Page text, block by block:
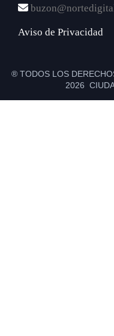
Aviso de Privacidad
® TODOS LOS
2026